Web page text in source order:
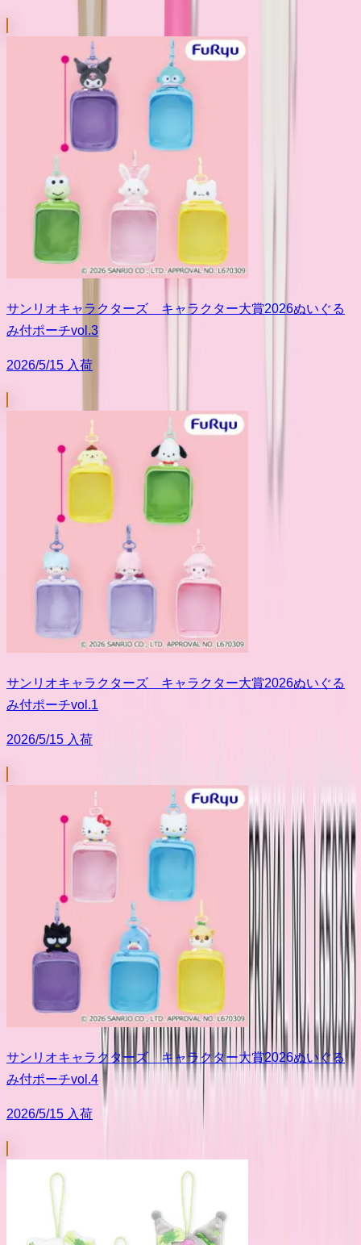
サンリオキャラクターズ キャラクター大賞2026ぬいぐる
み付ポーチvol.3
2026/5/15 入荷
サンリオキャラクターズ キャラクター大賞2026ぬいぐる
み付ポーチvol.1
2026/5/15 入荷
サンリオキャラクターズ キャラクター大賞2026ぬいぐる
み付ポーチvol.4
2026/5/15 入荷